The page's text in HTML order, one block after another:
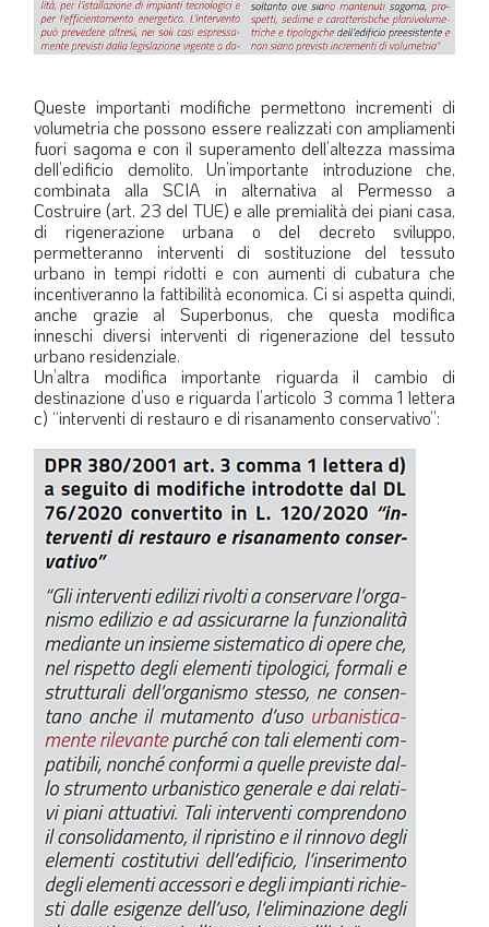
Queste importanti modifiche permettono incrementi di
volumetria che possono essere realizzati con ampliamenti
fuori sagoma e con il superamento dell’altezza massima
dell’edificio demolito. Un’importante introduzione che,
combinata alla SCIA in alternativa al Permesso a
Costruire (art. 23 del TUE) e alle premialità dei piani casa,
di rigenerazione urbana o del decreto sviluppo,
permetteranno interventi di sostituzione del tessuto
urbano in tempi ridotti e con aumenti di cubatura che
incentiveranno la fattibilità economica. Ci si aspetta quindi,
anche grazie al Superbonus, che questa modifica
inneschi diversi interventi di rigenerazione del tessuto
urbano residenziale.
Un’altra modifica importante riguarda il cambio di
destinazione d’uso e riguarda l’articolo 3 comma 1 lettera
c) “interventi di restauro e di risanamento conservativo”: